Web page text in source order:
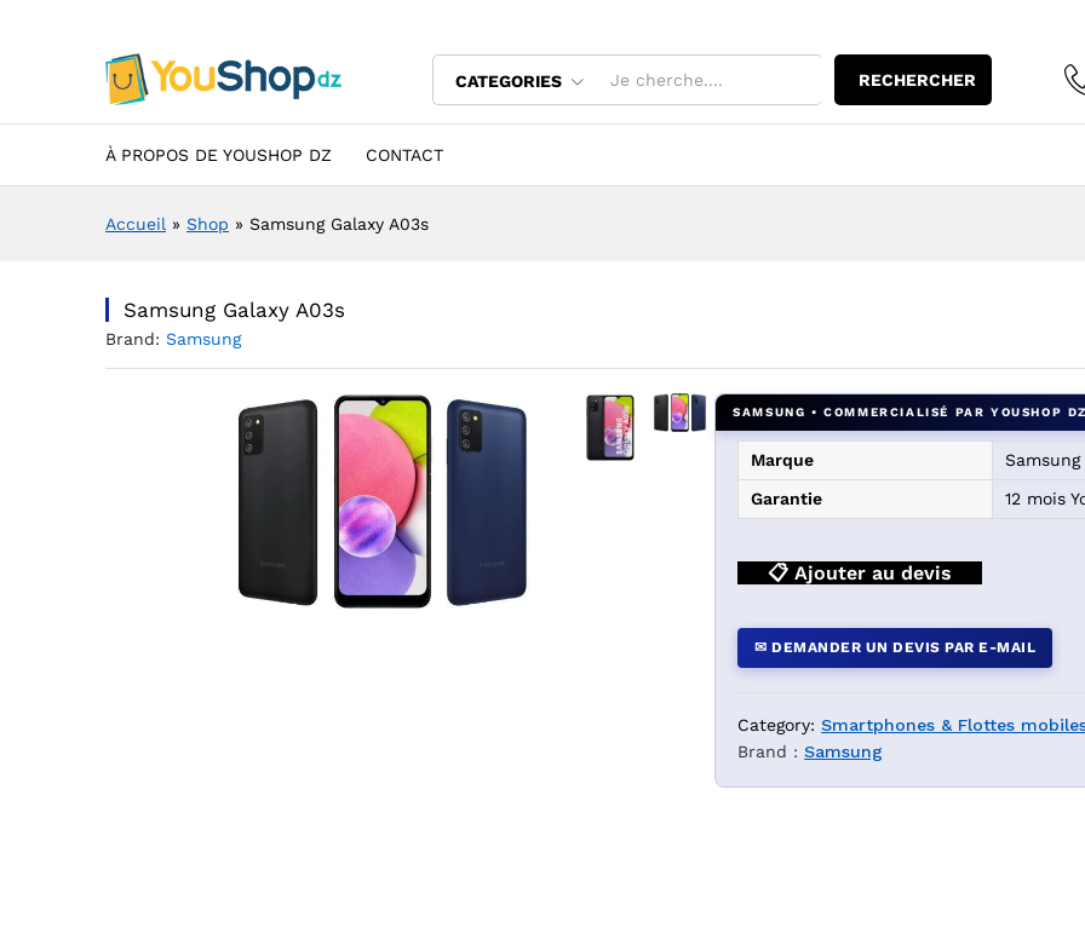
CATEGORIES RECHERCHER
À PROPOS DE YOUSHOP DZ CONTACT
Accueil » Shop » Samsung Galaxy A03s
Samsung Galaxy A03s
Brand: Samsung
Agrandir l’image : samsung galaxy A03s — YouShop DZ
Agrandir l’image : samsung galaxy A03s — YouShop
Marque
Samsung
Garantie
12 mois
📋 Ajouter au devis
✉ DEMANDER UN DEVIS PAR E-MAIL
Category:Smartphones & Flottes
Brand :Samsung